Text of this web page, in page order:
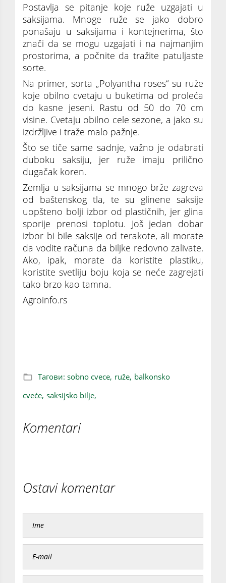
Postavlja se pitanje koje ruže uzgajati u
saksijama. Mnoge ruže se jako dobro
ponašaju u saksijama i kontejnerima, što
znači da se mogu uzgajati i na najmanjim
prostorima, a počnite da tražite patuljaste
sorte.
Na primer, sorta „Polyantha roses“ su ruže
koje obilno cvetaju u buketima od proleća
do kasne jeseni. Rastu od 50 do 70 cm
visine. Cvetaju obilno cele sezone, a jako su
izdržljive i traže malo pažnje.
Što se tiče same sadnje, važno je odabrati
duboku saksiju, jer ruže imaju prilično
dugačak koren.
Zemlja u saksijama se mnogo brže zagreva
od baštenskog tla, te su glinene saksije
uopšteno bolji izbor od plastičnih, jer glina
sporije prenosi toplotu. Još jedan dobar
izbor bi bile saksije od terakote, ali morate
da vodite računa da biljke redovno zalivate.
Ako, ipak, morate da koristite plastiku,
koristite svetliju boju koja se neće zagrejati
tako brzo kao tamna.
Agroinfo.rs
Тагови: sobno cvece, ruže, balkonsko
cveće, saksijsko bilje,
Komentari
Ostavi komentar